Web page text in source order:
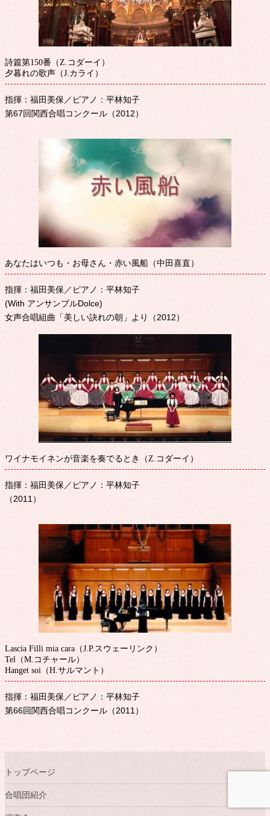
詩篇第150番（Z.コダーイ）
夕暮れの歌声（J.カライ）
指揮：福田美保／ピアノ：平林知子
第67回関西合唱コンクール（2012）
あなたはいつも・お母さん・赤い風船（中田喜直）
指揮：福田美保／ピアノ：平林知子
(With アンサンブルDolce)
女声合唱組曲「美しい訣れの朝」より（2012）
ワイナモイネンが音楽を奏でるとき（Z.コダーイ）
指揮：福田美保／ピアノ：平林知子
（2011）
Lascia Filli mia cara（J.P.スウェーリンク）
Tel（M.コチャール）
Hanget soi（H.サルマント）
指揮：福田美保／ピアノ：平林知子
第66回関西合唱コンクール（2011）
トップページ
合唱団紹介